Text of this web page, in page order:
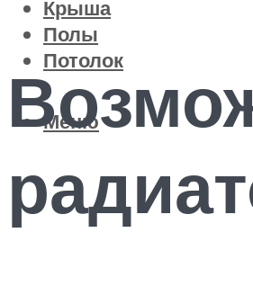
Крыша
Полы
Потолок
Меню